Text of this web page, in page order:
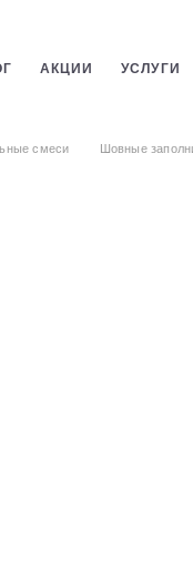
АКЦИИ УСЛУГИ
смеси Шовные